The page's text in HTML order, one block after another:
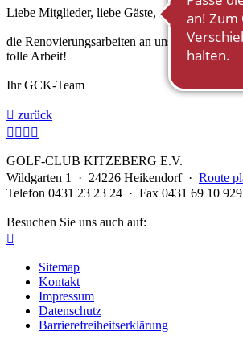
Liebe Mitglieder, liebe Gäste,
die Renovierungsarbeiten an unserer
tolle Arbeit!
Ihr GCK-Team
 zurück
   
GOLF-CLUB KITZEBERG E.V.
Wildgarten 1 · 24226 Heikendorf · Route
Telefon 0431 23 23 24 · Fax 0431 69 10
Besuchen Sie uns auch auf:

Sitemap
Kontakt
Impressum
Datenschutz
Barrierefreiheitserklärung